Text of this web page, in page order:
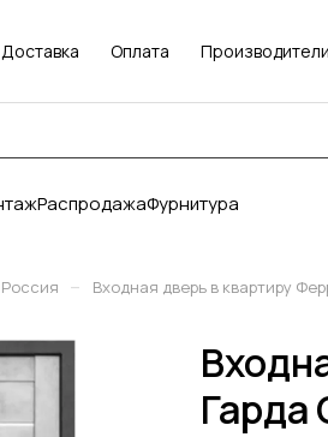
Доставка Оплата Производители
РаспродажаФурнитура
Россия – Входная дверь в квартиру
Гарда